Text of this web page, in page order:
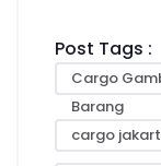
Post Tags :
Cargo
Barang
cargo